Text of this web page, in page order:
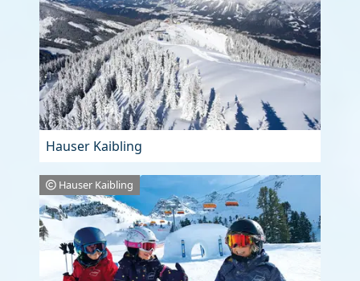
Hauser Kaibling
Hauser Kaibling